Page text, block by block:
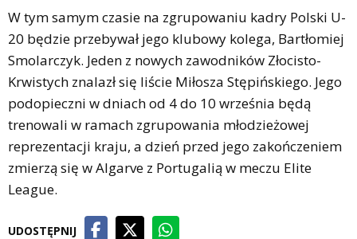
W tym samym czasie na zgrupowaniu kadry Polski U-
20 będzie przebywał jego klubowy kolega, Bartłomiej
Smolarczyk. Jeden z nowych zawodników Złocisto-
Krwistych znalazł się liście Miłosza Stępińskiego. Jego
podopieczni w dniach od 4 do 10 września będą
trenowali w ramach zgrupowania młodzieżowej
reprezentacji kraju, a dzień przed jego zakończeniem
zmierzą się w Algarve z Portugalią w meczu Elite
League.
UDOSTĘPNIJ